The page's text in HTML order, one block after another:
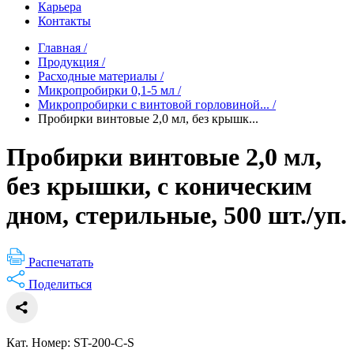
Карьера
Контакты
Главная /
Продукция /
Расходные материалы /
Микропробирки 0,1-5 мл /
Микропробирки с винтовой горловиной... /
Пробирки винтовые 2,0 мл, без крышк...
Пробирки винтовые 2,0 мл,
без крышки, с коническим
дном, стерильные, 500 шт./уп.
Распечатать
Поделиться
Кат. Номер: ST-200-C-S